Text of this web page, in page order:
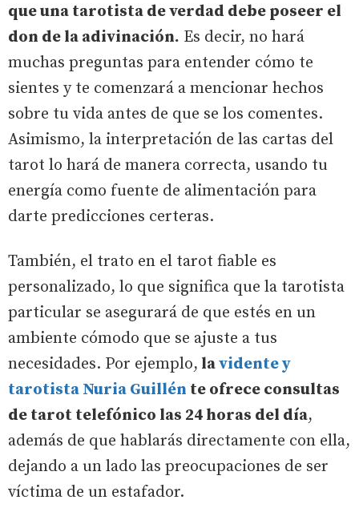
que una tarotista de verdad debe poseer el
don de la adivinación. Es decir, no hará
muchas preguntas para entender cómo te
sientes y te comenzará a mencionar hechos
sobre tu vida antes de que se los comentes.
Asimismo, la interpretación de las cartas del
tarot lo hará de manera correcta, usando tu
energía como fuente de alimentación para
darte predicciones certeras.
También, el trato en el tarot fiable es
personalizado, lo que significa que la tarotista
particular se asegurará de que estés en un
ambiente cómodo que se ajuste a tus
necesidades. Por ejemplo, lavidente y
tarotista Nuria Guillén te ofrece consultas
de tarot telefónico las 24 horas del día,
además de que hablarás directamente con ella,
dejando a un lado las preocupaciones de ser
víctima de un estafador.